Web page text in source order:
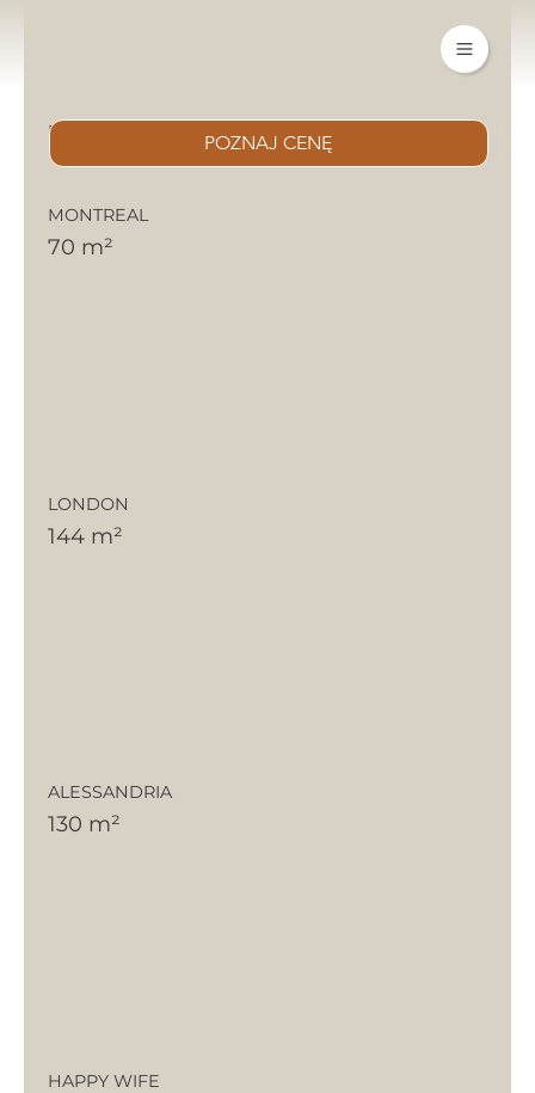
DOMY WIELOMODUŁOWE
POZNAJ CENĘ
MONTREAL
70 m²
LONDON
144 m²
ALESSANDRIA
130 m²
HAPPY WIFE